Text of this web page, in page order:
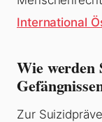
International
Wie werden
Zur